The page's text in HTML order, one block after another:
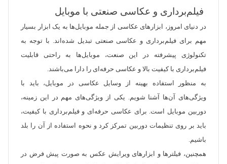
فیلم‌برداری و عکاسی صنعتی با موبایل
در دنیای امروز، ابزارهای عکاسی از جمله موبایل‌ها به یک ابزار بسیار
مهم برای فیلم‌برداری و عکاسی صنعتی تبدیل شده‌اند. با توجه به
تکنولوژی پیشرفته در این صنعت، موبایل‌ها به راحتی قابلیت
فیلم‌برداری با کیفیت بالا و عکاسی حرفه‌ای را دارا می‌باشند.
به منظور استفاده بهینه از وسایل عکاسی در موبایل، باید با
ویژگی‌های آن‌ها آشنا شویم. یکی از ویژگی‌های مهم در این زمینه،
دوربین موبایل است. برای عکاسی حرفه‌ای و فیلم‌برداری با کیفیت،
باید بر روی تنظیمات دوربین تمرکز کرد و نحوه استفاده از آن را بلد
باشیم.
همچنین، فیلترها و ابزارهای ویرایش عکس به صورت پیش فرض در